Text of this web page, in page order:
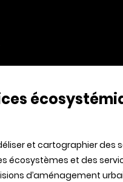
et cartographier
écosystèmes et des
d’aménagement